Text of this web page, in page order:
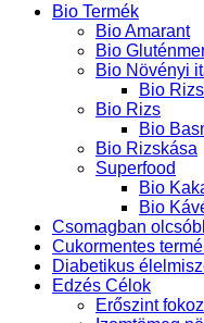
Bio Termék
Bio Amarant
Bio
Bio Növényi
Bio
Bio Rizs
Bio
Bio Rizskása
Superfood
Bio
Bio
Csomagban
Cukormentes
Diabetikus
Edzés Célok
Erőszint